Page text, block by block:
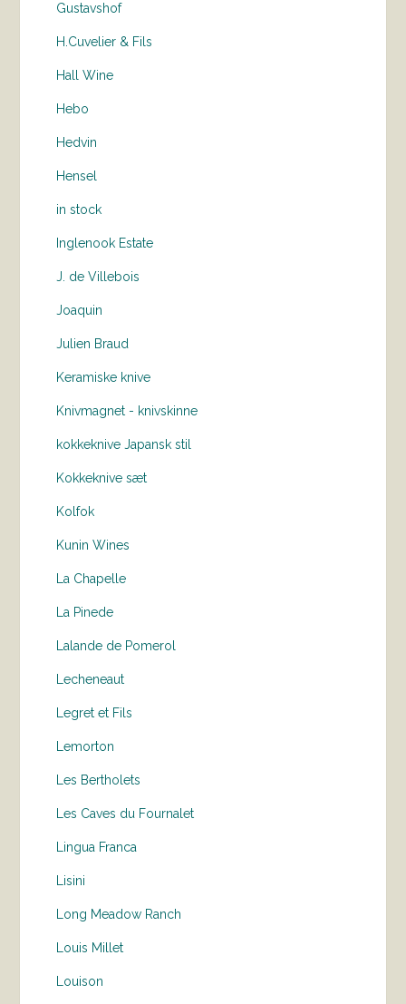
Gustavshof
H.Cuvelier & Fils
Hall Wine
Hebo
Hedvin
Hensel
in stock
Inglenook Estate
J. de Villebois
Joaquin
Julien Braud
Keramiske knive
Knivmagnet - knivskinne
kokkeknive Japansk stil
Kokkeknive sæt
Kolfok
Kunin Wines
La Chapelle
La Pinede
Lalande de Pomerol
Lecheneaut
Legret et Fils
Lemorton
Les Bertholets
Les Caves du Fournalet
Lingua Franca
Lisini
Long Meadow Ranch
Louis Millet
Louison